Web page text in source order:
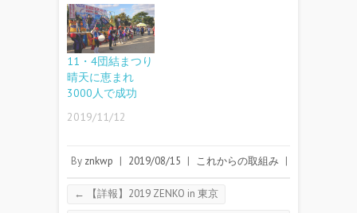
11・4団結まつり
晴天に恵まれ
3000人で成功
2019/11/12
By znkwp | 2019/08/15 | これからの取組み |
←
【詳報】2019 ZENKO in 東京